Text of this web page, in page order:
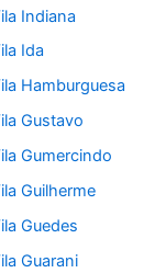
Indiana
Ida
Hamburguesa
Gustavo
Gumercindo
Guilherme
Guedes
Guarani